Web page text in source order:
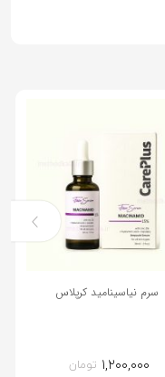
سرم نیاسینامید کرپلاس
۱,۲۰۰,۰۰۰ تومان